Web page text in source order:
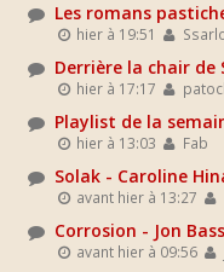
Les romans
hier à 19:51
Derrière la chair de
hier à 17:17
Playlist de la
hier à 13:03 Fab
Solak - Caroline
avant hier à 13:27
Corrosion - Jon
avant hier à 09:56